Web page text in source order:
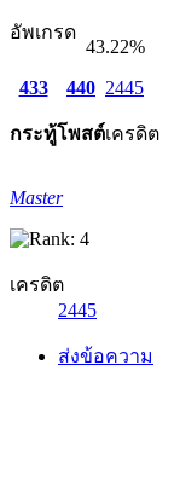
อัพเกรด
43.22%
433
กระทู้
440
โพสต์
2445
เครดิต
Master
เครดิต
2445
ส่งข้อความ